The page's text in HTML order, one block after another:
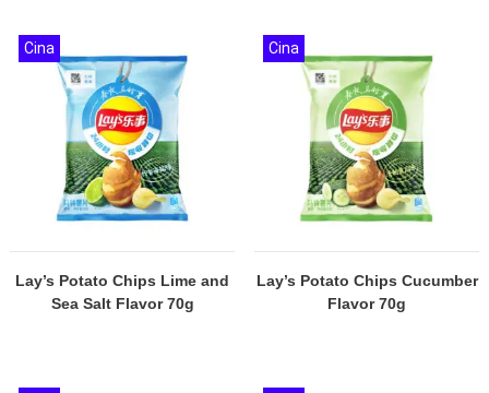
Lay’s Potato Chips Lime and
Sea Salt Flavor 70g
Cina
Lay’s Potato Chips Cucumber
Flavor 70g
Cina